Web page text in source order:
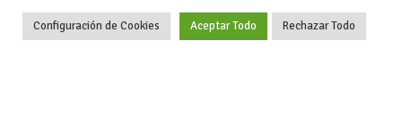
Configuración de Cookies Aceptar Todo Rechazar Todo